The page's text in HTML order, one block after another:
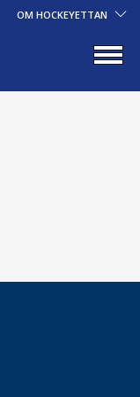
OM HOCKEYETTAN